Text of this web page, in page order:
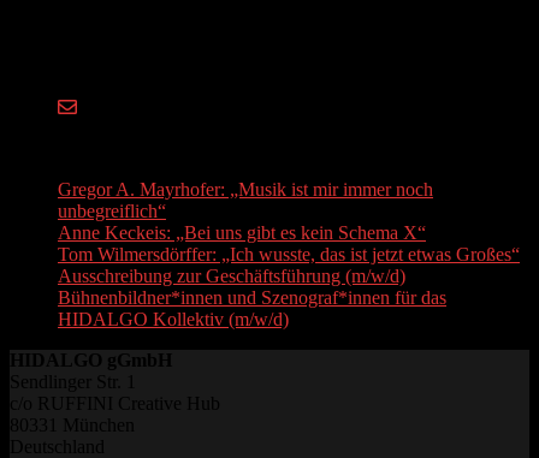
Gregor A. Mayrhofer: „Musik ist mir immer noch
unbegreiflich“
Anne Keckeis: „Bei uns gibt es kein Schema X“
Tom Wilmersdörffer: „Ich wusste, das ist jetzt etwas Großes“
Ausschreibung zur Geschäftsführung (m/w/d)
Bühnenbildner*innen und Szenograf*innen für das
HIDALGO Kollektiv (m/w/d)
HIDALGO gGmbH
Sendlinger Str. 1
c/o RUFFINI Creative Hub
80331 München
Deutschland